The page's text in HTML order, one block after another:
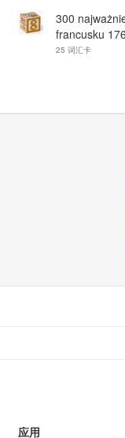
300
francusku
25 词汇卡
应用